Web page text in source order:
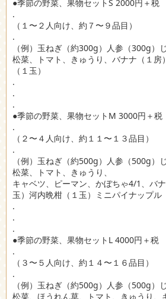
●季節の野菜、果物セットS 2000円＋税
.
（１〜２人向け、約７〜９品目）
.
（例）玉ねぎ（約300g）人参（300g）
松菜、トマト、きゅうり、バナナ（１房
（１玉）
.
.
.
●季節の野菜、果物セットM 3000円＋税
.
（２〜４人向け、約１１〜１３品目）
.
（例）玉ねぎ（約500g）人参（500g）
松菜、トマト、きゅうり、
キャベツ、ピーマン、かぼちゃ4/1、バ
玉）河内晩柑（１玉）ミニパイナップル
.
.
.
●季節の野菜、果物セットL 4000円＋税
.
（３〜５人向け、約１４〜１６品目）
.
（例）玉ねぎ（約500g）人参（500g）
松菜、ほうれん草、トマト、きゅうり、